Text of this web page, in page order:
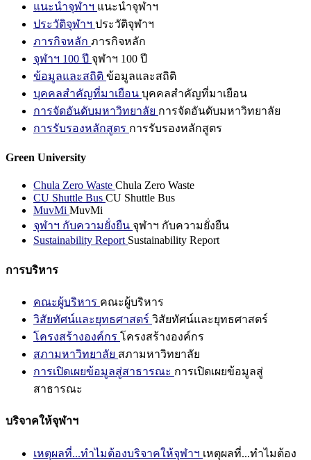
แนะนำจุฬาฯ แนะนำจุฬาฯ
ประวัติจุฬาฯ ประวัติจุฬาฯ
ภารกิจหลัก ภารกิจหลัก
จุฬาฯ 100 ปี จุฬาฯ 100 ปี
ข้อมูลและสถิติ ข้อมูลและสถิติ
บุคคลสำคัญที่มาเยือน บุคคลสำคัญที่มาเยือน
การจัดอันดับมหาวิทยาลัย การจัดอันดับมหาวิทยาลัย
การรับรองหลักสูตร การรับรองหลักสูตร
Green University
Chula Zero Waste Chula Zero Waste
CU Shuttle Bus CU Shuttle Bus
MuvMi MuvMi
จุฬาฯ กับความยั่งยืน จุฬาฯ กับความยั่งยืน
Sustainability Report Sustainability Report
การบริหาร
คณะผู้บริหาร คณะผู้บริหาร
วิสัยทัศน์และยุทธศาสตร์ วิสัยทัศน์และยุทธศาสตร์
โครงสร้างองค์กร โครงสร้างองค์กร
สภามหาวิทยาลัย สภามหาวิทยาลัย
การเปิดเผยข้อมูลสู่สาธารณะ การเปิดเผยข้อมูลสู่
สาธารณะ
บริจาคให้จุฬาฯ
เหตุผลที่...ทำไมต้องบริจาคให้จุฬาฯ เหตุผลที่...ทำไมต้อง